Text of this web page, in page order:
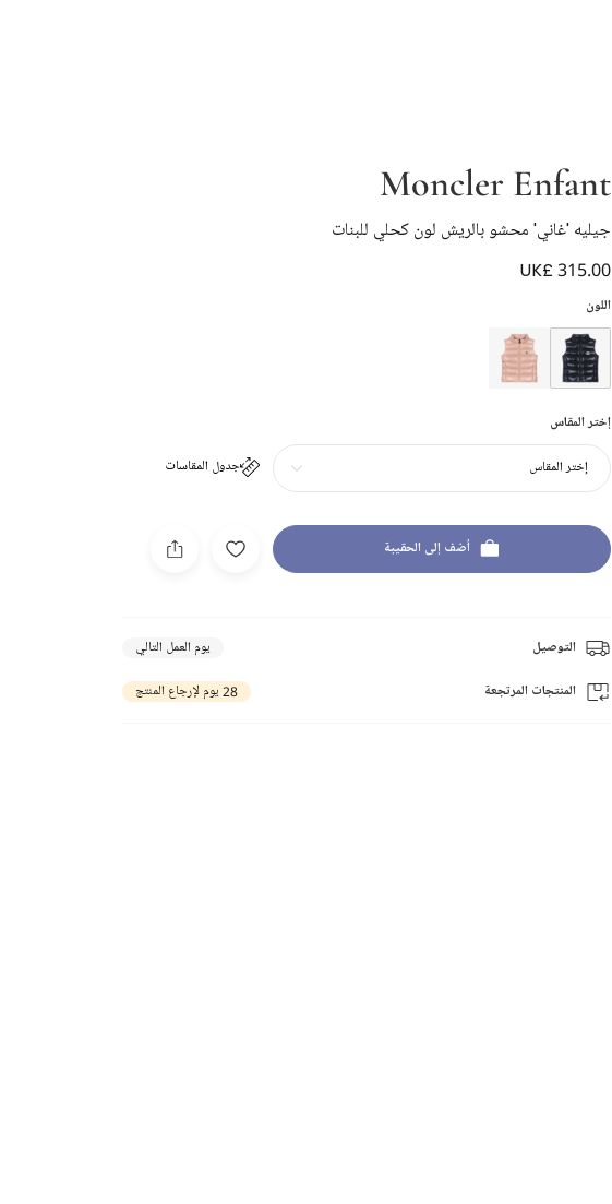
Moncler Enfant
جيليه 'غاني' محشو بالريش لون كحلي للبنات
UK£ 315.00
اللون
إختر المقاس
جدول المقاسات إختر المقاس
أضف إلى الحقيبة
التوصيل يوم العمل التالي
المنتجات المرتجعة 28 يوم لإرجاع المنتج